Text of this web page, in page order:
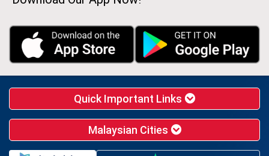
Quick Important Links
Malaysian Cities